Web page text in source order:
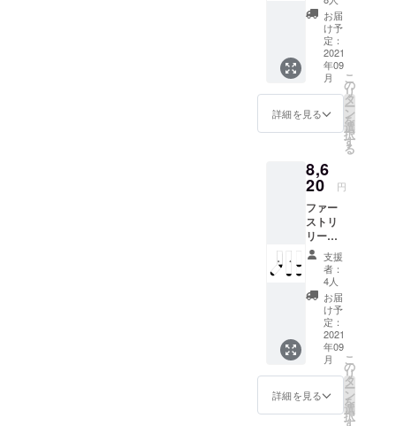
金はお
受けで
きませ
ん。 金
額に
は、税
と送料
が含ま
Sox」
の３カ
ラー２
サイズ
から１
足分を
リター
ンしま
す。 サ
ないよ
うにお
願いい
たしま
す。サ
イズ違
いによ
る交
換・返
金はお
受けで
きませ
ん。 金
額に
は、税
と送料
が含ま
お届
け予
定：
2021
年09
月
詳細を見る
こ
の
リ
タ
ー
ン
を
選
択
す
る
8,6
20 円
ファー
ストリ
リース
のソッ
クス。
「Sen
Sox」
の3カ
ラー３
足分を
リター
ンしま
す。 サ
イズ間
違いの
支援
者：
4人
お届
け予
定：
2021
年09
月
詳細を見る
こ
の
リ
タ
ー
ン
を
選
択